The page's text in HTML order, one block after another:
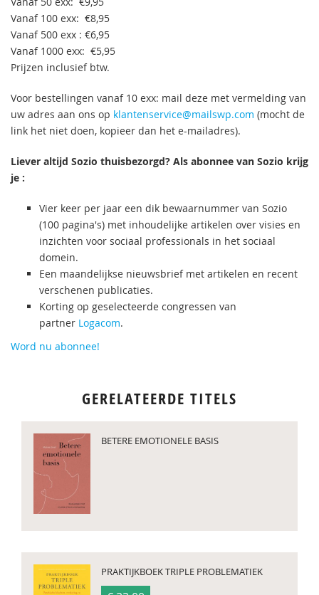
Vanaf 100 exx: €8,95
Vanaf 500 exx : €6,95
Vanaf 1000 exx: €5,95
Prijzen inclusief btw.
Voor bestellingen vanaf 10 exx: mail deze met vermelding van
uw adres aan ons op klantenservice@mailswp.com (mocht de
link het niet doen, kopieer dan het e-mailadres).
Liever altijd Sozio thuisbezorgd? Als abonnee van Sozio krijg
je :
Vier keer per jaar een dik bewaarnummer van Sozio
(100 pagina's) met inhoudelijke artikelen over visies en
inzichten voor sociaal professionals in het sociaal
domein.
Een maandelijkse nieuwsbrief met artikelen en recent
verschenen publicaties.
Korting op geselecteerde congressen van
partner Logacom.
Word nu abonnee!
GERELATEERDE TITELS
BETERE EMOTIONELE BASIS
PRAKTIJKBOEK TRIPLE PROBLEMATIEK